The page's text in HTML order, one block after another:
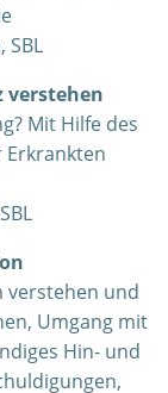
SBL
verstehen
Mit Hilfe des
Erkrankten
verstehen und
Umgang mit
Hin- und